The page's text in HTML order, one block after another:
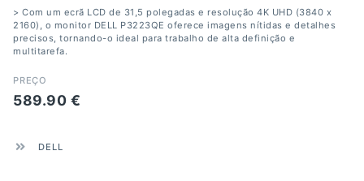
> Com um ecrã LCD de 31,5 polegadas e resolução 4K UHD (3840 x
2160), o monitor DELL P3223QE oferece imagens nítidas e detalhes
precisos, tornando-o ideal para trabalho de alta definição e
multitarefa.
PREÇO
589.90 €
DELL